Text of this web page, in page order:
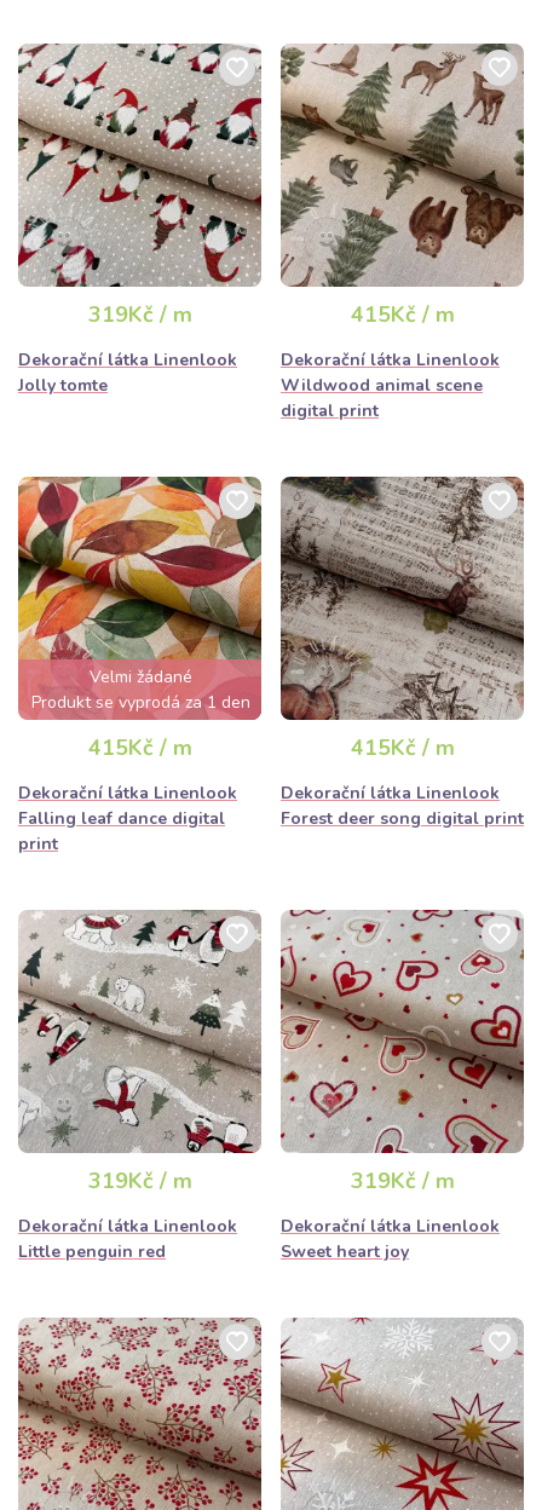
319Kč / m
Dekorační látka Linenlook
Jolly tomte
415Kč / m
Dekorační látka Linenlook
Wildwood animal scene
digital print
Velmi žádané
Produkt se vyprodá za 1 den
415Kč / m
Dekorační látka Linenlook
Falling leaf dance digital
print
415Kč / m
Dekorační látka Linenlook
Forest deer song digital print
319Kč / m
Dekorační látka Linenlook
Little penguin red
319Kč / m
Dekorační látka Linenlook
Sweet heart joy